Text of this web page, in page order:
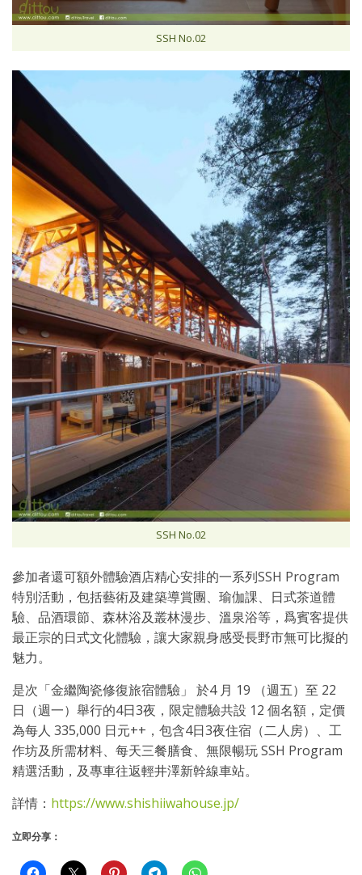
SSH No.02
SSH No.02
參加者還可額外體驗酒店精心安排的一系列SSH Program
特別活動，包括藝術及建築導賞團、瑜伽課、日式茶道體
驗、品酒環節、森林浴及叢林漫步、溫泉浴等，爲賓客提供
最正宗的日式文化體驗，讓大家親身感受長野市無可比擬的
魅力。
是次「金繼陶瓷修復旅宿體驗」 於4 月 19 （週五）至 22
日（週一）舉行的4日3夜，限定體驗共設 12 個名額，定價
為每人 335,000 日元++，包含4日3夜住宿（二人房）、工
作坊及所需材料、每天三餐膳食、無限暢玩 SSH Program
精選活動，及專車往返輕井澤新幹線車站。
詳情： https://www.shishiiwahouse.jp/
立即分享：